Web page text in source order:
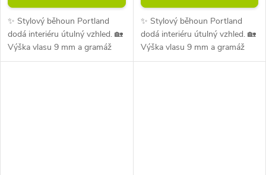
✨ Stylový běhoun Portland
dodá interiéru útulný vzhled. 🏡
Výška vlasu 9 mm a gramáž
1300 g/m² zajišťují pohodlí při
✨ Stylový běhoun Portland
dodá interiéru útulný vzhled. 🏡
Výška vlasu 9 mm a gramáž
1300 g/m² zajišťují pohodlí při